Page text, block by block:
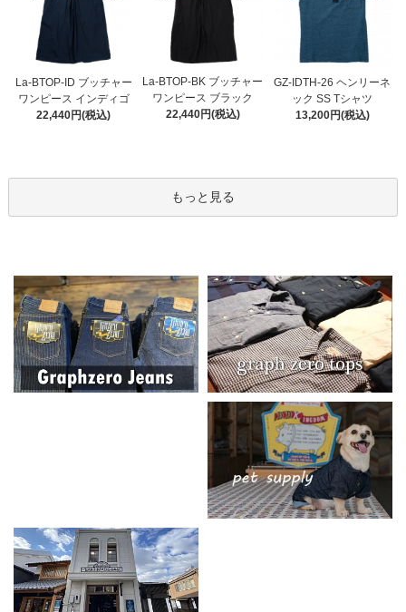
La-BTOP-ID ブッチャー
ワンピース インディゴ
22,440円(税込)
La-BTOP-BK ブッチャー
ワンピース ブラック
22,440円(税込)
GZ-IDTH-26 ヘンリーネ
ック SS Tシャツ
13,200円(税込)
もっと見る